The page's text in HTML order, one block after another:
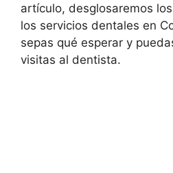
artículo, desglosaremos
los servicios dentales en
sepas qué esperar y
visitas al dentista.